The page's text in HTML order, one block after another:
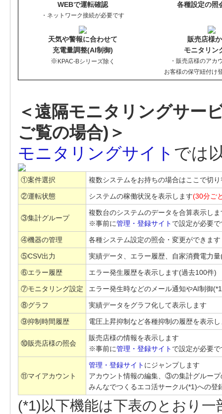
WEBで運転確認
・ネットワーク接続が必要です
各種設定の照
天気や警報に合わせて
充電量調整(AI制御)
※ KPAC-Bシリーズ除く
販売店様
モニタリン
・販売店様のアカ
お客様の保守紐付け
＜遠隔モニタリングサー
ご覧の場合)＞
モニタリングサイト では
①案件選択 複数システムをお持ちの場合はここで切
②運転状態 システムの稼働状況を表示します(30分ご
③集計グループ
複数台のシステムのデータを合算表示しま
※事前に管理・登録サイト で設定が必要で
④機器の管理 各種システム設定の照会・変更ができます
⑤CSV出力 実績データ、エラー履歴、自家消費電力
⑥エラー履歴 エラー発生履歴を表示します(過去100件)
⑦モニタリング設定 エラー発生時などのメール通知やAI制御
⑧グラフ 実績データをグラフ化して表示します
⑨抑制時間履歴 電圧上昇抑制など各種抑制の履歴を表示
⑩販売店様の照会
販売店様の情報を表示します
※事前に管理・登録サイト で設定が必要で
⑪マイアカウント
管理・登録サイト にジャンプします
アカウント情報の編集、③の集計グルー
みんなでつくるエコ活サークル(*1)への登
(*1)以下機能は下表のとおり